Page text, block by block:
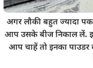
अगर लौकी बहुत ज्यादा
आप उसके बीज निकाल लें.
आप चाहें तो इनका पाउडर